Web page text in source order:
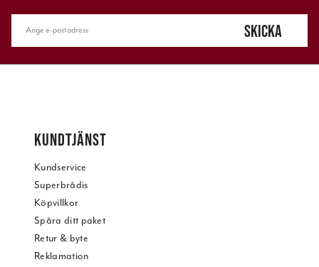
SKICKA
KUNDTJÄNST
Kundservice
Superbrådis
Köpvillkor
Spåra ditt paket
Retur & byte
Reklamation